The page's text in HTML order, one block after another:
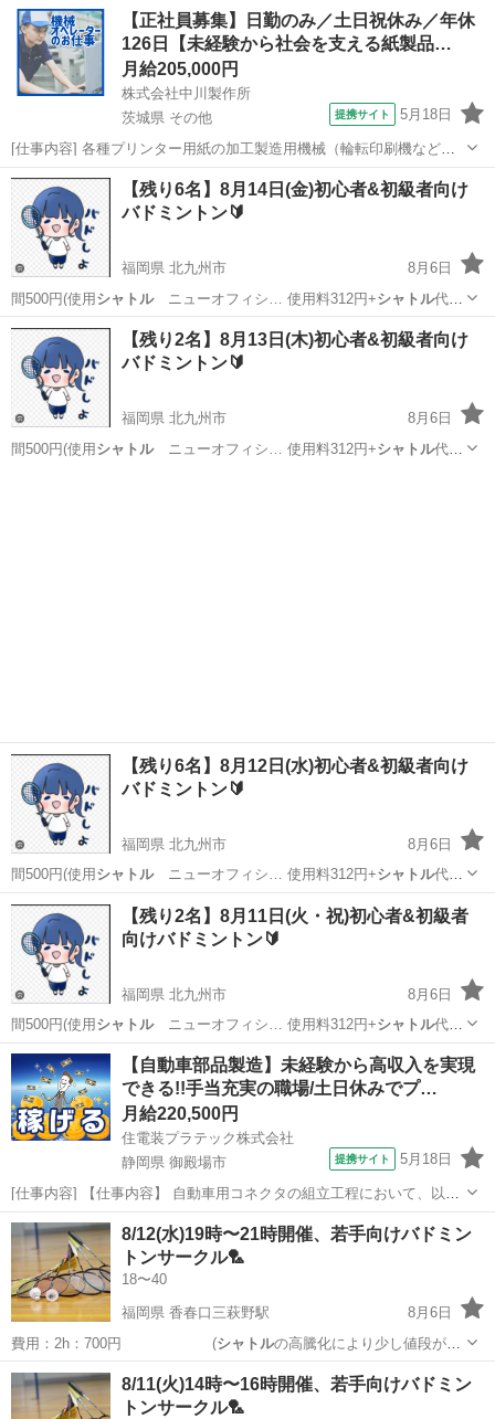
福岡 北九州市 戸畑駅 バドミントン サークル
【正社員募集】日勤のみ／土日祝休み／年休
126日【未経験から社会を支える紙製品…
月給205,000円
株式会社中川製作所
茨城県 その他
提携サイト 5月18日
[仕事内容] 各種プリンター用紙の加工製造用機械（輪転印刷機など）
の 操作をお任せします。 ＜具体的には…＞ ・印刷機械やスリッター
機の操作、製品の製造 ・製品に応じた機械の設定・調整 （裁断・型
抜き・ミシン目・穴開け加...
茨城 その他 工場
【残り6名】8月14日(金)初心者&初級者向け
バドミントン🔰
福岡県 北九州市
8月6日
間500円(使用 シャトルニューオフィシ… 使用料312円+シャトル代
188円として… AL(最高品質のシャトル)を使用🪽 ※Y… りの7700円の
シャトル
です🏸 ・開催…
福岡 北九州市 バドミントン シャトル
【残り2名】8月13日(木)初心者&初級者向け
バドミントン🔰
福岡県 北九州市
8月6日
間500円(使用シャトルニューオフィシ… 使用料312円+シャトル代
【残り6名】8月12日(水)初心者&初級者向け
バドミントン🔰
福岡県 北九州市
8月6日
間500円(使用 シャトルニューオフィシ… 使用料312円+シャトル代
188円として… AL(最高品質のシャトル)を使用🪽 ※Y… りの7700円の
シャトル
です🏸 ・開催…
福岡 北九州市 バドミントン シャトル
【残り2名】8月11日(火・祝)初心者&初級者
向けバドミントン🔰
福岡県 北九州市
8月6日
間500円(使用 シャトルニューオフィシ… 使用料312円+シャトル代
188円として… AL(最高品質のシャトル)を使用🪽 ※Y… りの7700円の
シャトル
です🏸 ・開催…
福岡 北九州市 バドミントン シャトル
【自動車部品製造】未経験から高収入を実現
できる!!手当充実の職場/土日休みでプ…
月給220,500円
住電装プラテック株式会社
静岡県 御殿場市
提携サイト 5月18日
[仕事内容] 【仕事内容】 自動車用コネクタの組立工程において、以下
業務をお願いいたします。 ■組立自動機の操作 ■生産段取り ■箱替え ■
材料供給及び補助作業 （業務の変更の範囲） 会社が定める範囲の業務
（勤務地の変...
静岡 御殿場市 工場
8/12(水)19時〜21時開催、若手向けバドミン
トンサークル🏸
18〜40
福岡県 香春口三萩野駅
8月6日
費用：2h：700円 (シャトルの高騰化により少し値段が張
ります。)…
福岡 北九州市 香春口三萩野駅 バドミントン サークル
8/11(火)14時〜16時開催、若手向けバドミン
トンサークル🏸